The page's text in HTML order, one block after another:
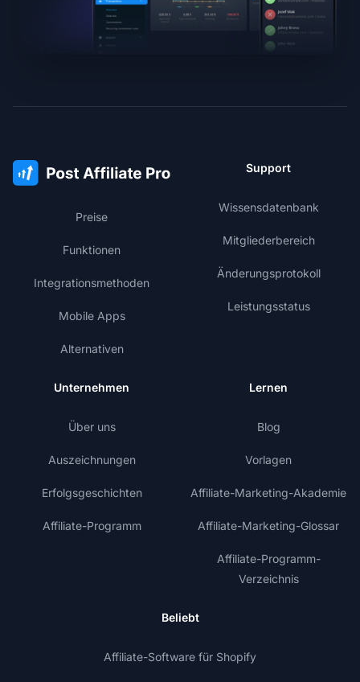
Preise
Funktionen
Integrationsmethoden
Mobile Apps
Alternativen
Support
Wissensdatenbank
Mitgliederbereich
Änderungsprotokoll
Leistungsstatus
Unternehmen
Über uns
Auszeichnungen
Erfolgsgeschichten
Affiliate-Programm
Lernen
Blog
Vorlagen
Affiliate-Marketing-Akademie
Affiliate-Marketing-Glossar
Affiliate-Programm-
Verzeichnis
Beliebt
Affiliate-Software für Shopify